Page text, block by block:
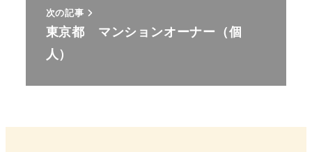
次の記事
東京都 マンションオーナー（個
人）